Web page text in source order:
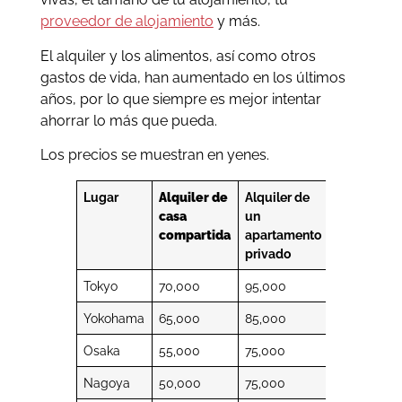
proveedor de alojamiento y más.
El alquiler y los alimentos, así como otros
gastos de vida, han aumentado en los últimos
años, por lo que siempre es mejor intentar
ahorrar lo más que pueda.
Los precios se muestran en yenes.
Lugar
Alquiler de
casa
compartida
Alquiler de
un
apartamento
privado
Tokyo 70,000 95,000
Yokohama 65,000 85,000
Osaka 55,000 75,000
Nagoya 50,000 75,000